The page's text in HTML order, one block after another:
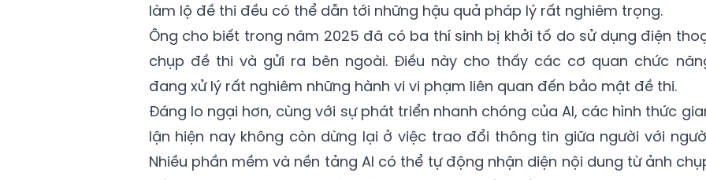
làm lộ đề thi đều có thể dẫn tới những hậu quả pháp lý rất nghiêm trọng.
Ông cho biết trong năm 2025 đã có ba thí sinh bị khởi tố do sử dụng điện
chụp đề thi và gửi ra bên ngoài. Điều này cho thấy các cơ quan chức
đang xử lý rất nghiêm những hành vi vi phạm liên quan đến bảo mật đề thi.
Đáng lo ngại hơn, cùng với sự phát triển nhanh chóng của AI, các hình thức
lận hiện nay không còn dừng lại ở việc trao đổi thông tin giữa người với
Nhiều phần mềm và nền tảng AI có thể tự động nhận diện nội dung từ ảnh